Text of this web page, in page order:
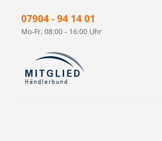
07904 - 94 14 01
Mo-Fr, 08:00 - 16:00 Uhr